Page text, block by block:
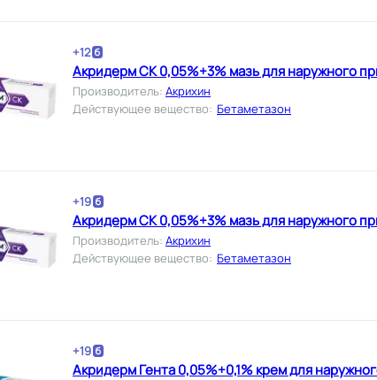
+12
Акридерм СК 0,05%+3% мазь для наружного
Производитель: Акрихин
Действующее вещество: Бетаметазон
+19
Акридерм СК 0,05%+3% мазь для наружного
Производитель: Акрихин
Действующее вещество: Бетаметазон
+19
Акридерм Гента 0,05%+0,1% крем для